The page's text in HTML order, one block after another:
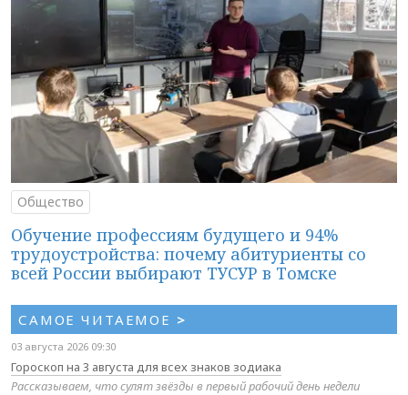
Общество
Обучение профессиям будущего и 94%
трудоустройства: почему абитуриенты со
всей России выбирают ТУСУР в Томске
САМОЕ ЧИТАЕМОЕ >
03 августа 2026 09:30
Гороскоп на 3 августа для всех знаков зодиака
Рассказываем, что сулят звёзды в первый рабочий день недели